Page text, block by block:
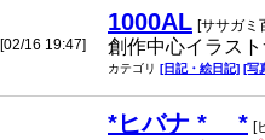
[02/16 19:47]
1000AL [ササガミ
創作中心イラス
カテゴリ [日記・絵日記] [写
*ヒバナ * * [